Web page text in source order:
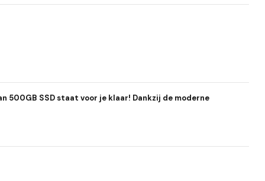
500GB SSD staat voor je klaar! Dankzij de moderne